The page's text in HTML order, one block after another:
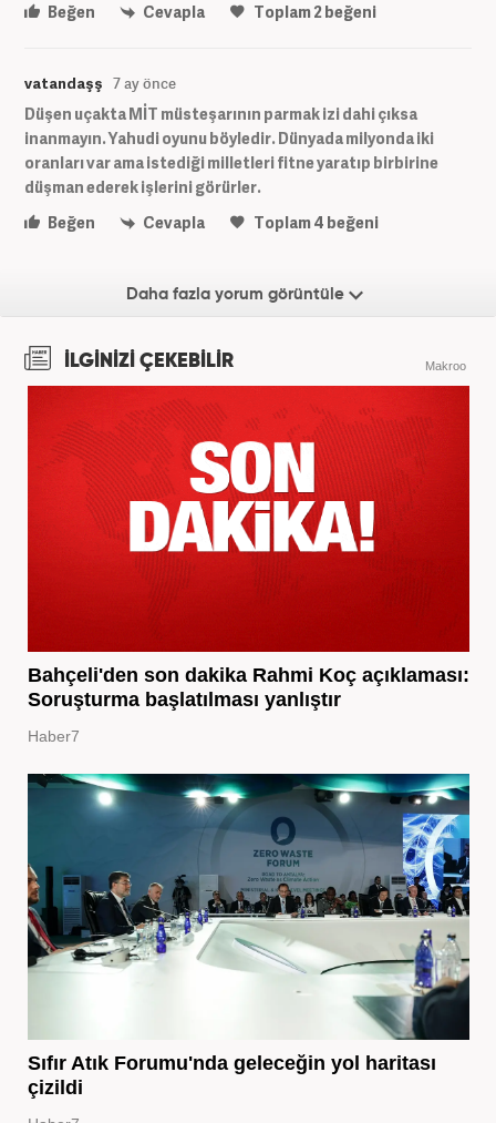
Beğen Cevapla Toplam2 beğeni
vatandaşş 7 ay önce
Düşen uçakta MİT müsteşarının parmak izi dahi çıksa
inanmayın. Yahudi oyunu böyledir. Dünyada milyonda iki
oranları var ama istediği milletleri fitne yaratıp birbirine
düşman ederek işlerini görürler.
Beğen
Cevapla Toplam4 beğeni
Daha fazla yorum görüntüle
İLGİNİZİ ÇEKEBİLİR Makroo
Bahçeli'den son dakika Rahmi Koç açıklaması:
Soruşturma başlatılması yanlıştır
Haber7
Sıfır Atık Forumu'nda geleceğin yol haritası
çizildi